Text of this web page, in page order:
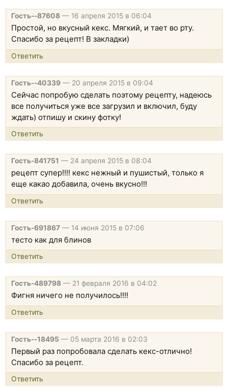
Гость--87608 — 16 апреля 2015 в 06:04
Простой, но вкусный кекс. Мягкий, и тает во рту.
Спасибо за рецепт! В закладки)
Ответить
Гость--40339 — 20 апреля 2015 в 09:04
Сейчас попробую сделать поэтому рецепту, надеюсь
все получиться уже все загрузил и включил, буду
ждать) отпишу и скину фотку!
Ответить
Гость-841751 — 24 апреля 2015 в 08:04
рецепт супер!!!! кекс нежный и пушистый, только я
еще какао добавила, очень вкусно!!!
Ответить
Гость-691867 — 14 июня 2015 в 07:06
тесто как для блинов
Ответить
Гость-489798 — 21 февраля 2016 в 04:02
Фигня ничего не получилось!!!!
Ответить
Гость--18495 — 05 марта 2016 в 02:03
Первый раз попробовала сделать кекс-отлично!
Спасибо за рецепт.
Ответить